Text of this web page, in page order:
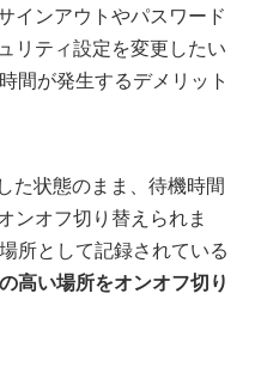
インアウトやパスワード
リティ設定を変更したい
間が発生するデメリット
た状態のまま、待機時間
ンオフ切り替えられま
所として記録されている
高い場所をオンオフ切り